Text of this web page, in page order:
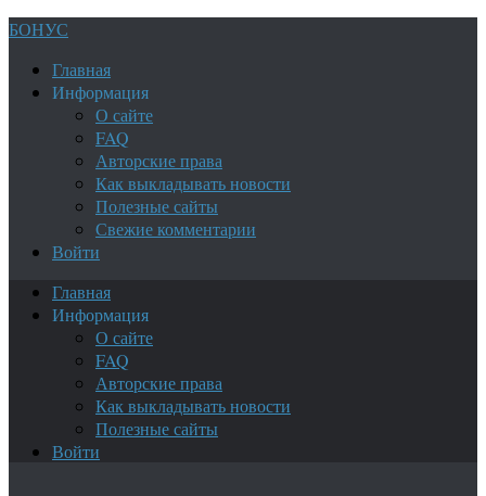
БОНУС
Главная
Информация
О сайте
FAQ
Авторские права
Как выкладывать новости
Полезные сайты
Свежие комментарии
Войти
Главная
Информация
О сайте
FAQ
Авторские права
Как выкладывать новости
Полезные сайты
Войти